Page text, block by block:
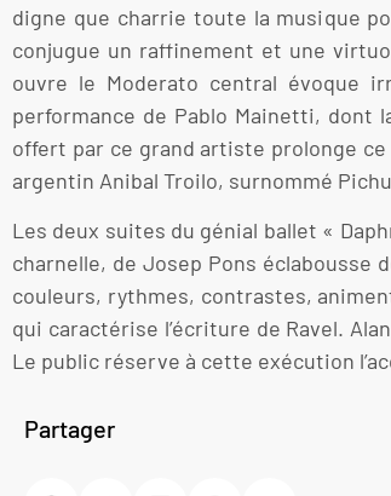
digne que charrie toute la musique
conjugue un raffinement et une
ouvre le Moderato central évoque
performance de Pablo Mainetti, dont
offert par ce grand artiste prolonge
argentin Anibal Troilo, surnommé
Les deux suites du génial ballet «
charnelle, de Josep Pons éclabousse
couleurs, rythmes, contrastes,
qui caractérise l’écriture de Ravel.
Le public réserve à cette exécution
Partager